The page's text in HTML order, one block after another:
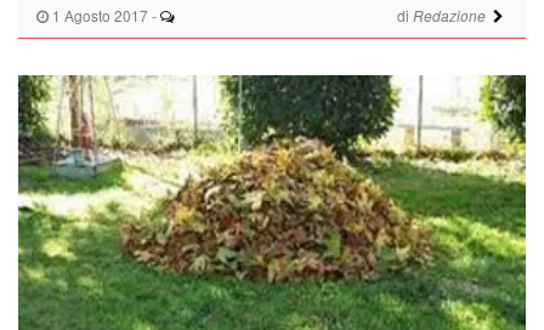
1 Agosto 2017 - di Redazione